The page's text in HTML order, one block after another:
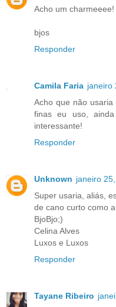
Acho um
bjos
Responder
Camila Faria janeiro
Acho que não
finas eu uso,
interessante!
Responder
Unknown janeiro
Super usaria, aliás,
de cano curto como
BjoBjo;)
Celina Alves
Luxos e Luxos
Responder
Tayane Ribeiro